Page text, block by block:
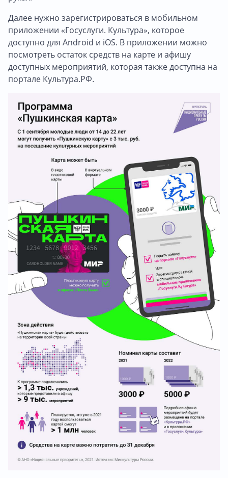
Далее нужно зарегистрироваться в мобильном
приложении «Госуслуги. Культура», которое
доступно для Android и iOS. В приложении можно
посмотреть остаток средств на карте и афишу
доступных мероприятий, которая также доступна на
портале Культура.РФ.